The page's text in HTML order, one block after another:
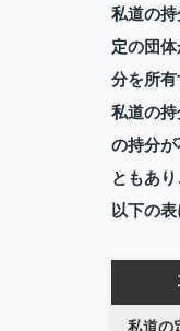
私道の
定の団
分を所有
私道の
の持分
ともあ
以下の
私道の